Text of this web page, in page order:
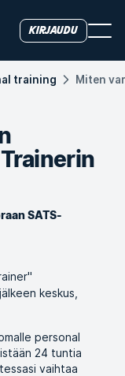
Kirjaudu
training Miten
SATS-
keskus,
personal
24 tuntia
vaihtaa